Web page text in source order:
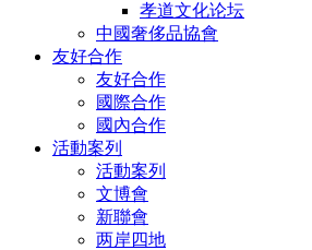
孝道文化论坛
中國奢侈品協會
友好合作
友好合作
國際合作
國內合作
活動案列
活動案列
文博會
新聯會
两岸四地